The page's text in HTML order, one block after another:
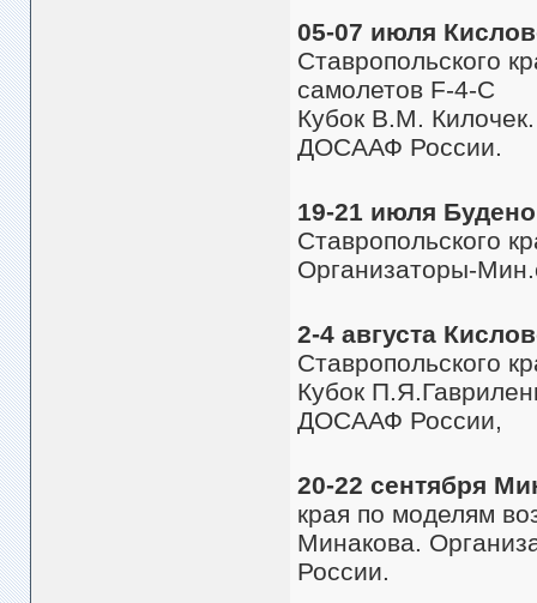
05-07 июля
Ставропольского
самолетов F-4-C
Кубок В.М.
ДОСААФ России.
19-21 июля
Ставропольского
Организаторы-
2-4 августа
Ставропольского
Кубок
ДОСААФ России,
20-22 сентября
края по моделям
Минакова.
России.